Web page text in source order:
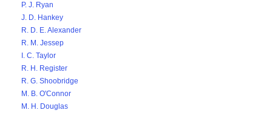
P. J. Ryan
J. D. Hankey
R. D. E. Alexander
R. M. Jessep
I. C. Taylor
R. H. Register
R. G. Shoobridge
M. B. O'Connor
M. H. Douglas